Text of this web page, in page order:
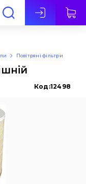
Повітряні фільтри
Код:12498